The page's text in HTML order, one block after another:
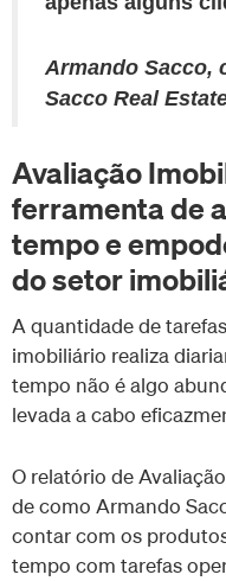
Armando Sacco,
Sacco Real
Avaliação
ferramenta de
tempo e
do setor
A quantidade de
imobiliário realiza
tempo não é algo
levada a cabo
O relatório de
de como Armando
contar com os
tempo com tarefas